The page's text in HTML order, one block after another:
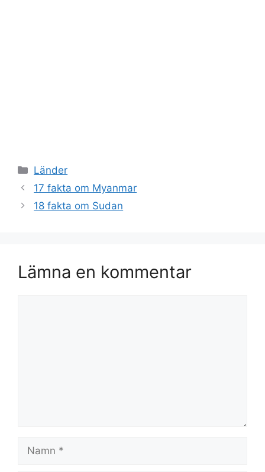
Kategorier
Länder
17 fakta om Myanmar
18 fakta om Sudan
Lämna en kommentar